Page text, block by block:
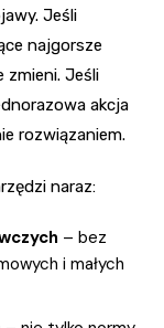
Jeśli
najgorsze
zmieni. Jeśli
akcja
rozwiązaniem.
naraz:
– bez
i małych